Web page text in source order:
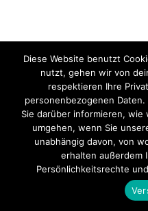
Diese Website benutzt
nutzt, gehen wir von
respektieren Ihre
personenbezogenen
Sie darüber informieren, wie
umgehen, wenn Sie
unabhängig davon, von
erhalten außerdem
Persönlichkeitsrechte